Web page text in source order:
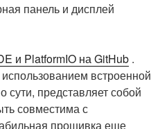
панель и дисплей
и PlatformIO на GitHub .
встроенной
сути, представляет собой
совместима с
прошивка еще